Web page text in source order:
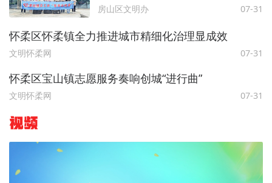
房山区文明办 07-31
怀柔区怀柔镇全力推进城市精细化治理显成效
文明怀柔网 07-31
怀柔区宝山镇志愿服务奏响创城“进行曲”
文明怀柔网 07-31
视频